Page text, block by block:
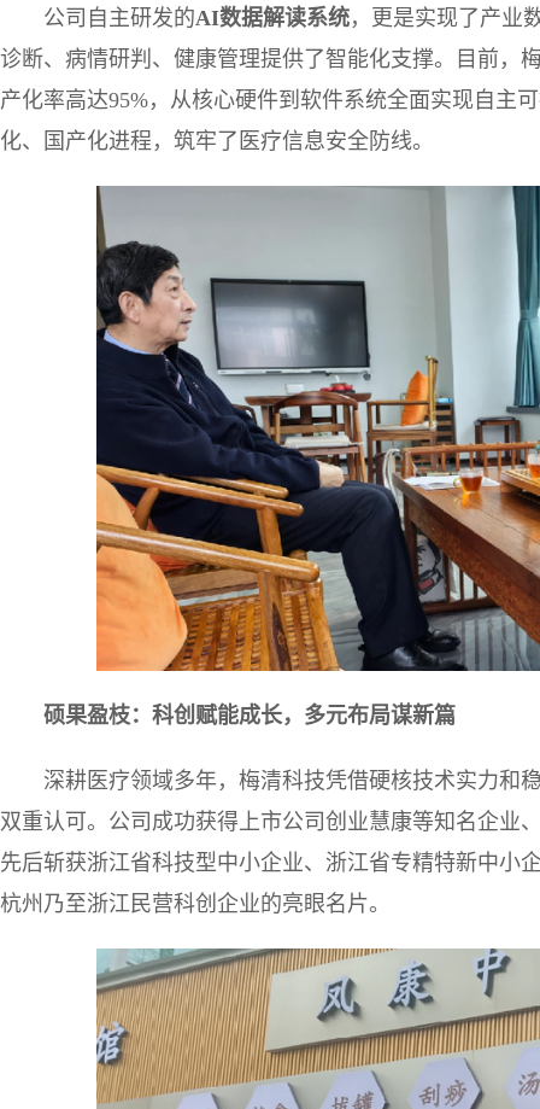
公司自主研发的AI数据解读系统，更是实现了产业
诊断、病情研判、健康管理提供了智能化支撑。目前，
产化率高达95%，从核心硬件到软件系统全面实现自主
化、国产化进程，筑牢了医疗信息安全防线。
硕果盈枝：科创赋能成长，多元布局谋新篇
深耕医疗领域多年，梅清科技凭借硬核技术实力和
双重认可。公司成功获得上市公司创业慧康等知名企业
先后斩获浙江省科技型中小企业、浙江省专精特新中小
杭州乃至浙江民营科创企业的亮眼名片。